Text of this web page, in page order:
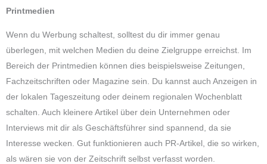
Printmedien
Wenn du Werbung schaltest, solltest du dir immer genau
überlegen, mit welchen Medien du deine Zielgruppe erreichst. Im
Bereich der Printmedien können dies beispielsweise Zeitungen,
Fachzeitschriften oder Magazine sein. Du kannst auch Anzeigen in
der lokalen Tageszeitung oder deinem regionalen Wochenblatt
schalten. Auch kleinere Artikel über dein Unternehmen oder
Interviews mit dir als Geschäftsführer sind spannend, da sie
Interesse wecken. Gut funktionieren auch PR-Artikel, die so wirken,
als wären sie von der Zeitschrift selbst verfasst worden.